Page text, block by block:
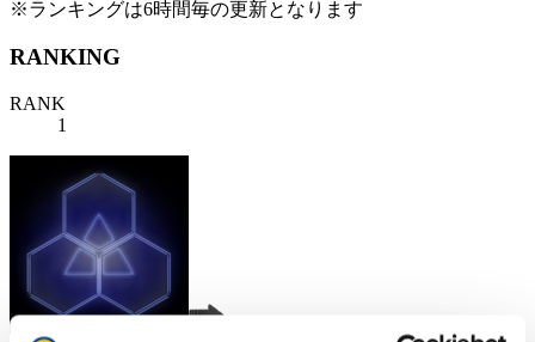
※ランキングは6時間毎の更新となります
RANKING
RANK
1